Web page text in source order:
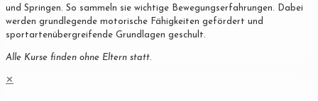
und Springen. So sammeln sie wichtige Bewegungserfahrungen. Dabei
werden grundlegende motorische Fähigkeiten gefördert und
sportartenübergreifende Grundlagen geschult.
Alle Kurse finden ohne Eltern statt.
✕